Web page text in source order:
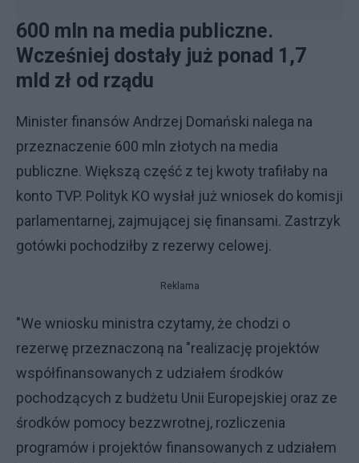
600 mln na media publiczne.
Wcześniej dostały już ponad 1,7
mld zł od rządu
Minister finansów Andrzej Domański nalega na
przeznaczenie 600 mln złotych na media
publiczne. Większą część z tej kwoty trafiłaby na
konto TVP. Polityk KO wysłał już wniosek do komisji
parlamentarnej, zajmującej się finansami. Zastrzyk
gotówki pochodziłby z rezerwy celowej.
Reklama
"We wniosku ministra czytamy, że chodzi o
rezerwę przeznaczoną na "realizację projektów
współfinansowanych z udziałem środków
pochodzących z budżetu Unii Europejskiej oraz ze
środków pomocy bezzwrotnej, rozliczenia
programów i projektów finansowanych z udziałem